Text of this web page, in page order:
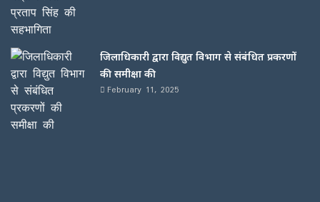
जिलाधिकारी द्वारा विद्युत विभाग से संबंधित प्रकरणों
की समीक्षा की
February 11, 2025